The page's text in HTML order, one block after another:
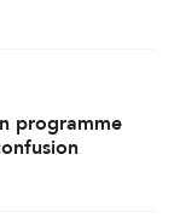
programme